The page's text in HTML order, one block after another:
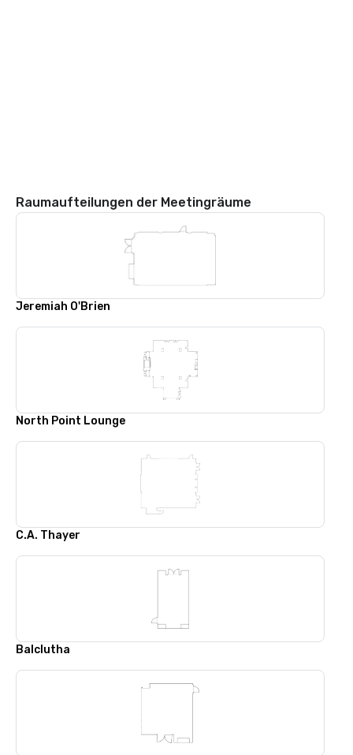
Raumaufteilungen der Meetingräume
Jeremiah O'Brien
North Point Lounge
C.A. Thayer
Balclutha